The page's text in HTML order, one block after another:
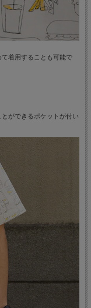
着用することも可能で
ができるポケットが付い